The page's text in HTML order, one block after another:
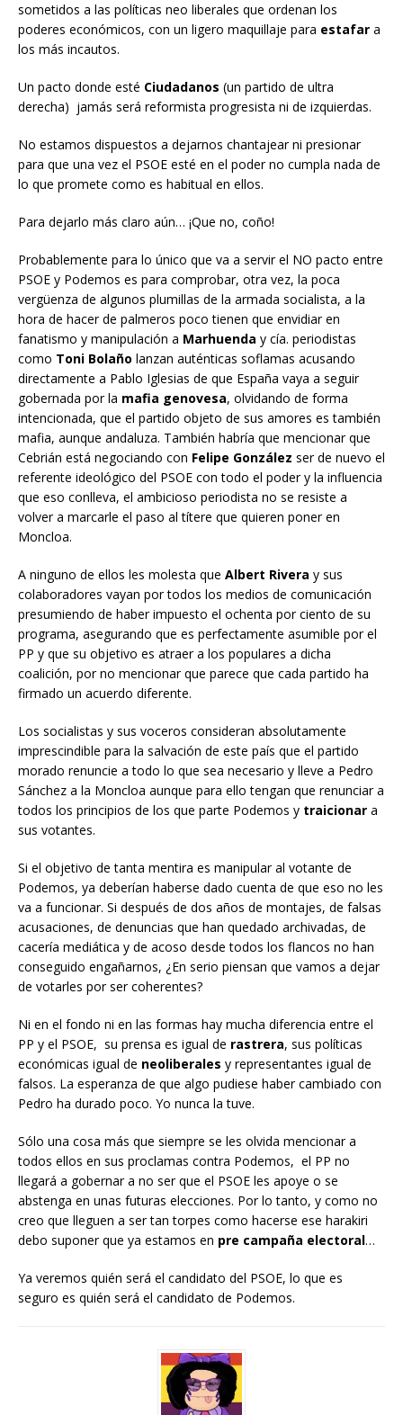
sometidos a las políticas neo liberales que ordenan los
poderes económicos, con un ligero maquillaje para estafar a
los más incautos.
Un pacto donde esté Ciudadanos (un partido de ultra
derecha) jamás será reformista progresista ni de izquierdas.
No estamos dispuestos a dejarnos chantajear ni presionar
para que una vez el PSOE esté en el poder no cumpla nada de
lo que promete como es habitual en ellos.
Para dejarlo más claro aún… ¡Que no, coño!
Probablemente para lo único que va a servir el NO pacto entre
PSOE y Podemos es para comprobar, otra vez, la poca
vergüenza de algunos plumillas de la armada socialista, a la
hora de hacer de palmeros poco tienen que envidiar en
fanatismo y manipulación a Marhuenda y cía. periodistas
como Toni Bolaño lanzan auténticas soflamas acusando
directamente a Pablo Iglesias de que España vaya a seguir
gobernada por la mafia genovesa, olvidando de forma
intencionada, que el partido objeto de sus amores es también
mafia, aunque andaluza. También habría que mencionar que
Cebrián está negociando con Felipe González ser de nuevo el
referente ideológico del PSOE con todo el poder y la influencia
que eso conlleva, el ambicioso periodista no se resiste a
volver a marcarle el paso al títere que quieren poner en
Moncloa.
A ninguno de ellos les molesta que Albert Rivera y sus
colaboradores vayan por todos los medios de comunicación
presumiendo de haber impuesto el ochenta por ciento de su
programa, asegurando que es perfectamente asumible por el
PP y que su objetivo es atraer a los populares a dicha
coalición, por no mencionar que parece que cada partido ha
firmado un acuerdo diferente.
Los socialistas y sus voceros consideran absolutamente
imprescindible para la salvación de este país que el partido
morado renuncie a todo lo que sea necesario y lleve a Pedro
Sánchez a la Moncloa aunque para ello tengan que renunciar a
todos los principios de los que parte Podemos y traicionar a
sus votantes.
Si el objetivo de tanta mentira es manipular al votante de
Podemos, ya deberían haberse dado cuenta de que eso no les
va a funcionar. Si después de dos años de montajes, de falsas
acusaciones, de denuncias que han quedado archivadas, de
cacería mediática y de acoso desde todos los flancos no han
conseguido engañarnos, ¿En serio piensan que vamos a dejar
de votarles por ser coherentes?
Ni en el fondo ni en las formas hay mucha diferencia entre el
PP y el PSOE, su prensa es igual de rastrera, sus políticas
económicas igual de neoliberales y representantes igual de
falsos. La esperanza de que algo pudiese haber cambiado con
Pedro ha durado poco. Yo nunca la tuve.
Sólo una cosa más que siempre se les olvida mencionar a
todos ellos en sus proclamas contra Podemos, el PP no
llegará a gobernar a no ser que el PSOE les apoye o se
abstenga en unas futuras elecciones. Por lo tanto, y como no
creo que lleguen a ser tan torpes como hacerse ese harakiri
debo suponer que ya estamos en pre campaña electoral…
Ya veremos quién será el candidato del PSOE, lo que es
seguro es quién será el candidato de Podemos.